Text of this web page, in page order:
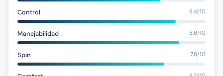
Control 8.4/10
Manejabilidad 8.6/10
Spin 7.8/10